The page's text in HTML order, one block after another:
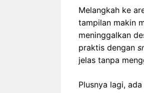
Melangkah ke
tampilan makin
meninggalkan
praktis dengan
jelas tanpa
Plusnya lagi,